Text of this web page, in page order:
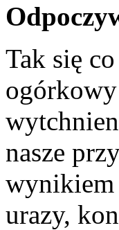
Tak się
nasze
wynikiem
urazy,